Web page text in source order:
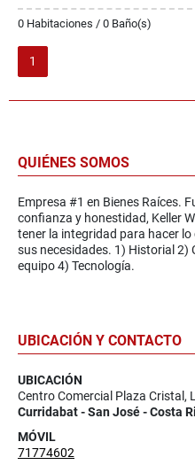
0 Habitaciones / 0 Baño(s)
1
QUIÉNES SOMOS
Empresa #1 en Bienes Raíces.
confianza y honestidad, Keller
tener la integridad para hacer
sus necesidades. 1) Historial 2)
equipo 4) Tecnología.
UBICACIÓN Y CONTACTO
UBICACIÓN
Centro Comercial Plaza Cristal,
Curridabat - San José - Costa
MÓVIL
71774602